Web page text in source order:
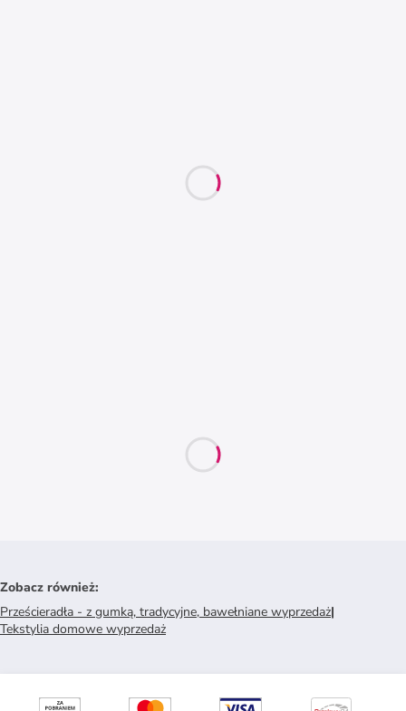
Zobacz również:
Prześcieradła - z gumką, tradycyjne, bawełniane wyprzedaż|
Tekstylia domowe wyprzedaż